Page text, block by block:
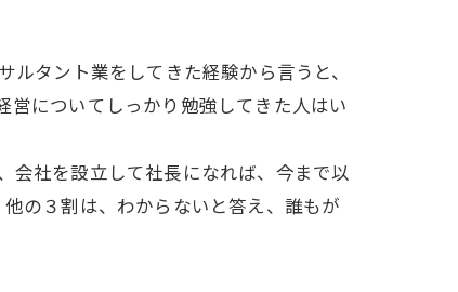
タント業をしてきた経験から言うと、
についてしっかり勉強してきた人はい
会社を設立して社長になれば、今まで以
の３割は、わからないと答え、誰もが